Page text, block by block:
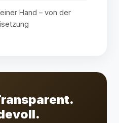
Hand – von der